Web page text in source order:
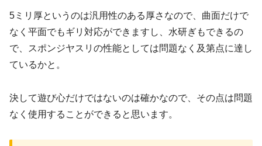
5ミリ厚というのは汎用性のある厚さなので、曲面だけで
なく平面でもギリ対応ができますし、水研ぎもできるの
で、スポンジヤスリの性能としては問題なく及第点に達し
ているかと。
決して遊び心だけではないのは確かなので、その点は問題
なく使用することができると思います。